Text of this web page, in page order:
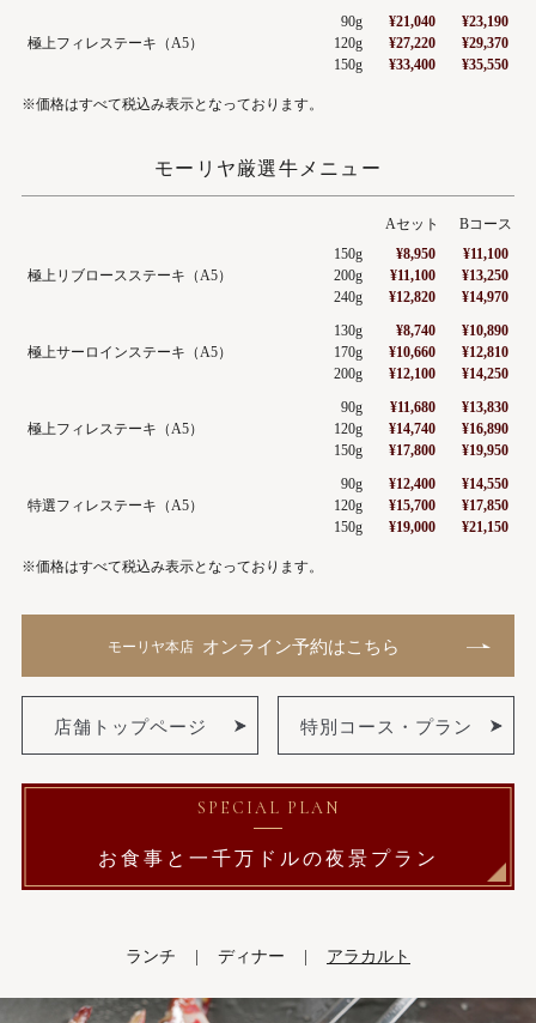
極上フィレステーキ（A5）
90g
120g
150g
¥21,040
¥27,220
¥33,400
¥23,190
¥29,370
¥35,550
※価格はすべて税込み表示となっております。
モーリヤ厳選牛メニュー
Aセット Bコース
極上リブロースステーキ（A5）
150g
200g
240g
¥8,950
¥11,100
¥12,820
¥11,100
¥13,250
¥14,970
極上サーロインステーキ（A5）
130g
170g
200g
¥8,740
¥10,660
¥12,100
¥10,890
¥12,810
¥14,250
極上フィレステーキ（A5）
90g
120g
150g
¥11,680
¥14,740
¥17,800
¥13,830
¥16,890
¥19,950
特選フィレステーキ（A5）
90g
120g
150g
¥12,400
¥15,700
¥19,000
¥14,550
¥17,850
¥21,150
※価格はすべて税込み表示となっております。
モーリヤ本店 オンライン予約はこちら
店舗トップページ 特別コース・プラン
SPECIAL PLAN
お食事と一千万ドルの夜景プラン
ランチ ディナー アラカルト